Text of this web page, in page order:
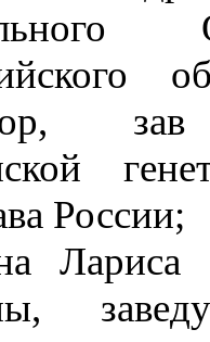
России;
Лариса